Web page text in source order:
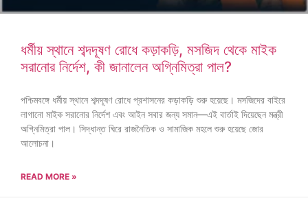
ধর্মীয় স্থানে শব্দদূষণ রোধে কড়াকড়ি, মসজিদ থেকে মাইক
সরানোর নির্দেশ, কী জানালেন অগ্নিমিত্রা পাল?
পশ্চিমবঙ্গে ধর্মীয় স্থানে শব্দদূষণ রোধে প্রশাসনের কড়াকড়ি শুরু হয়েছে। মসজিদের বাইরে
লাগানো মাইক সরানোর নির্দেশ এবং আইন সবার জন্য সমান—এই বার্তাই দিয়েছেন মন্ত্রী
অগ্নিমিত্রা পাল। সিদ্ধান্ত ঘিরে রাজনৈতিক ও সামাজিক মহলে শুরু হয়েছে জোর
আলোচনা।
READ MORE »